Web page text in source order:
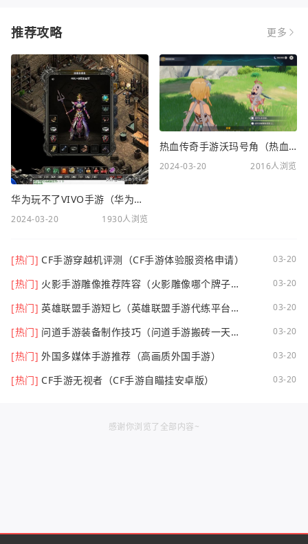
推荐攻略 更多
华为玩不了VIVO手游（华为玩不了VIVO手游怎么办）
2024-03-20 1930人浏览
热血传奇手游沃玛号角（热血传奇沃玛装备隐藏属性）
2024-03-20 2016人浏览
[热门] CF手游穿越机评测（CF手游体验服资格申请） 03-20
[热门] 火影手游雕像推荐阵容（火影雕像哪个牌子
03-20
[热门] 英雄联盟手游短匕（英雄联盟手游代练平台哪
03-20
[热门] 问道手游装备制作技巧（问道手游搬砖一天可
03-20
[热门] 外国多媒体手游推荐（高画质外国手游） 03-20
[热门] CF手游无视者（CF手游自瞄挂安卓版） 03-20
感谢你浏览了全部内容~